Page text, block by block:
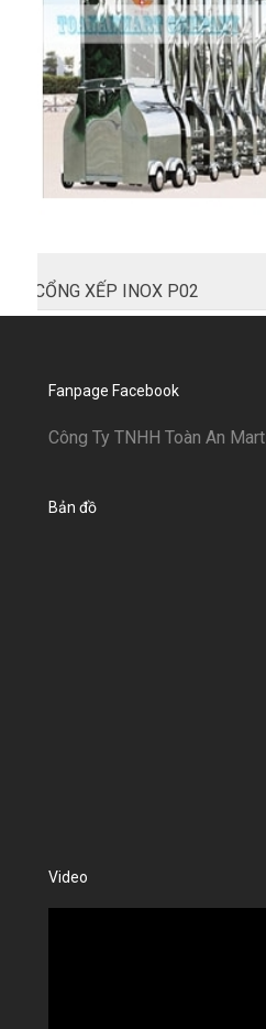
CỔNG XẾP INOX P02
Fanpage Facebook
Công Ty TNHH Toàn An Mart
Bản đồ
Video